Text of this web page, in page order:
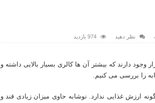
نظر دهید 974 بازدید
وجود دارند که بیشتر آن ها کالری بسیار بالایی داشته و
را بررسی می کنیم.
ارزش غذایی ندارد. نوشابه حاوی میزان زیادی قند و